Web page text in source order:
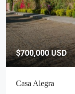
$700,000USD
Casa Alegra